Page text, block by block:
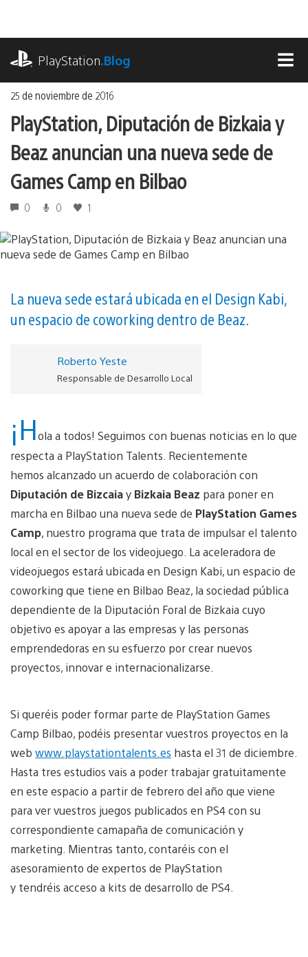
contenido
PlayStation.Blog
25 de noviembre de 2016
PlayStation, Diputación de Bizkaia y
Beaz anuncian una nueva sede de
Games Camp en Bilbao
0 0 1
La nueva sede estará ubicada en el Design Kabi,
un espacio de coworking dentro de Beaz.
Roberto Yeste
Responsable de Desarrollo Local
¡Hola a todos! Seguimos con buenas noticias en lo que
respecta a PlayStation Talents. Recientemente
hemos alcanzado un acuerdo de colaboración con
Diputación de Bizcaiay Bizkaia Beaz para poner en
marcha en Bilbao una nueva sede de PlayStation Games
Camp, nuestro programa que trata de impulsar el talento
local en el sector de los videojuego. La aceleradora de
videojuegos estará ubicada en Design Kabi, un espacio de
coworking que tiene en Bilbao Beaz, la sociedad pública
dependiente de la Diputación Foral de Bizkaia cuyo
objetivo es apoyar a las empresas y las personas
emprendedoras en su esfuerzo por crear nuevos
proyectos, innovar e internacionalizarse.
Si queréis poder formar parte de PlayStation Games
Camp Bilbao, podéis presentar vuestros proyectos en la
web www.playstationtalents.es hasta el 31 de diciembre.
Hasta tres estudios vais a poder trabajar gratuitamente
en este espacio a partir de febrero del año que viene
para ver vuestros juegos publicados en PS4 con su
correspondiente camapaña de comunicación y
marketing. Mientras tanto, contaréis con el
asesoramiento de expertos de PlayStation
y tendréis acceso a kits de desarrollo de PS4.